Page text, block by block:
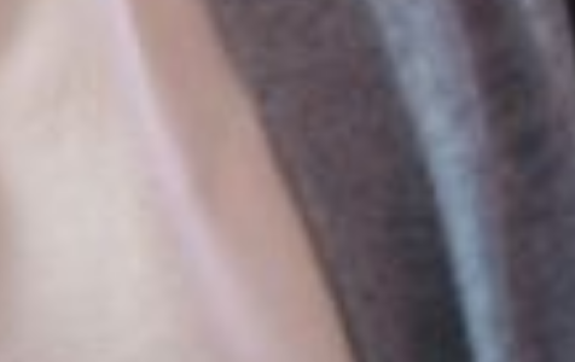
de sobriété.
de
différents
exemple.